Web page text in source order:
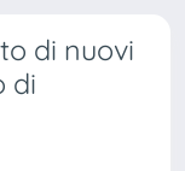
di nuovi
di